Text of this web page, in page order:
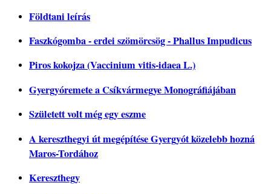
Földtani leírás
Faszkógomba - erdei szömörcsög - Phallus Impudicus
Piros kokojza (Vaccinium vitis-idaea L.)
Gyergyóremete a Csíkvármegye Monográfiájában
Született volt még egy eszme
A kereszthegyi út megépítése Gyergyót közelebb hozná
Maros-Tordához
Kereszthegy